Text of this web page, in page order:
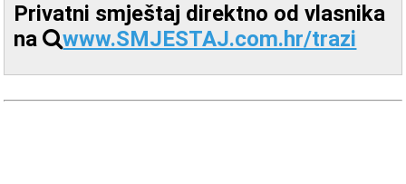
Privatni smještaj direktno od vlasnika
na
www.SMJESTAJ.com.hr/trazi